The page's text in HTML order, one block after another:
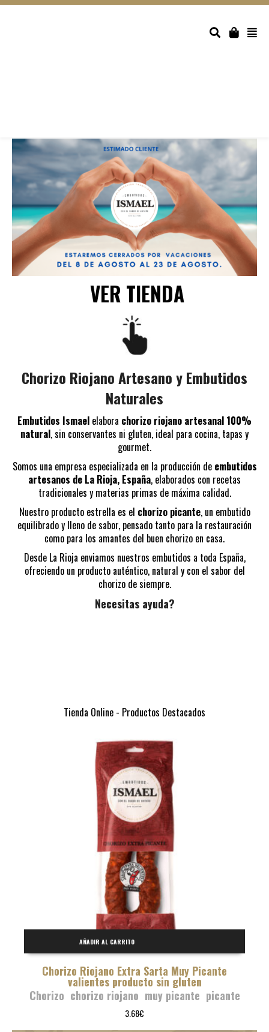
VER TIENDA
Chorizo Riojano Artesano y Embutidos
Naturales
Embutidos Ismael elabora chorizo riojano artesanal 100%
natural, sin conservantes ni gluten, ideal para cocina, tapas y
gourmet.
Somos una empresa especializada en la producción de embutidos
artesanos de La Rioja, España, elaborados con recetas
tradicionales y materias primas de máxima calidad.
Nuestro producto estrella es el chorizo picante, un embutido
equilibrado y lleno de sabor, pensado tanto para la restauración
como para los amantes del buen chorizo en casa.
Desde La Rioja enviamos nuestros embutidos a toda España,
ofreciendo un producto auténtico, natural y con el sabor del
chorizo de siempre.
Necesitas ayuda?
Tienda Online - Productos Destacados
AÑADIR AL CARRITO
Chorizo Riojano Extra Sarta Muy Picante
valientes producto sin gluten
Chorizo chorizo riojano muy picante picante
3.68€